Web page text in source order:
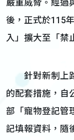
嚴重威脅。經過
後，正式於115
入」擴大至「禁
針對新制上路
的配套措施，自
部「寵物登記管
記填報資料，隨